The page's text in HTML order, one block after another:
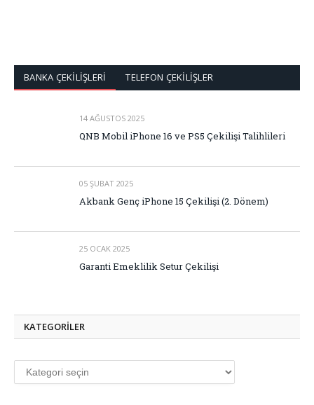
BANKA ÇEKİLİŞLERİ TELEFON ÇEKİLİŞLER
14 AĞUSTOS 2025
QNB Mobil iPhone 16 ve PS5 Çekilişi Talihlileri
05 ŞUBAT 2025
Akbank Genç iPhone 15 Çekilişi (2. Dönem)
25 OCAK 2025
Garanti Emeklilik Setur Çekilişi
KATEGORİLER